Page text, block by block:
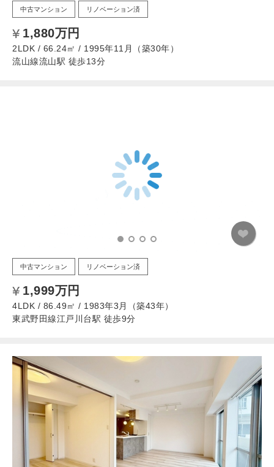
中古マンション リノベーション済
1,880万円
2LDK / 66.24㎡ / 1995年11月（築30年）
流山線流山駅 徒歩13分
中古マンション リノベーション済
1,999万円
4LDK / 86.49㎡ / 1983年3月（築43年）
東武野田線江戸川台駅 徒歩9分